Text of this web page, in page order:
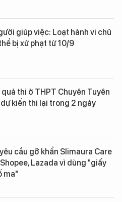
giúp việc: Loạt hành vi chủ
bị xử phạt từ 10/9
quả thi ở THPT Chuyên Tuyên
kiến thi lại trong 2 ngày
cầu gỡ khẩn Slimaura Care
Lazada vì dùng "giấy
ma"